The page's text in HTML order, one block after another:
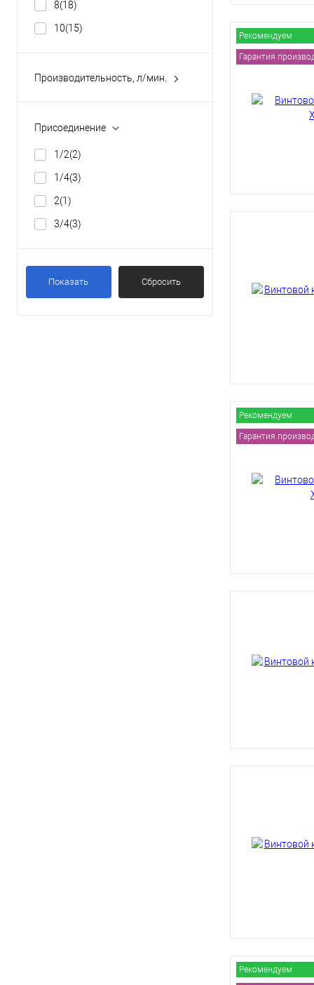
Литейные цехи
Металлообработка
8(18)
10(15)
Производительность, л/мин.
Присоединение
1/2(2)
1/4(3)
2(1)
3/4(3)
Показать Сбросить
Рекомендуем
Гарантия
Рекомендуем
Гарантия
Рекомендуем